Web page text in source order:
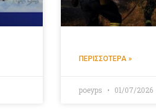
ΠΕΡΙΣΣΌΤΕΡΑ »
poeyps 01/07/2026